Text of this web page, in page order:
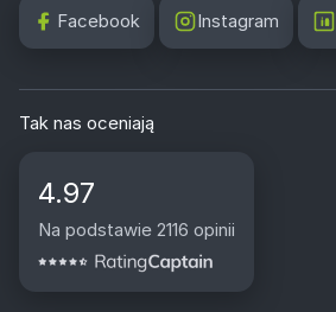
Facebook Instagram
Tak nas oceniają
4.97
Na podstawie 2116 opinii